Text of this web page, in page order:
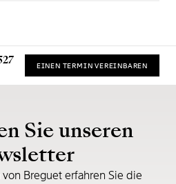
EINEN TERMIN VEREINBAREN
Sie unseren
Breguet erfahren Sie die